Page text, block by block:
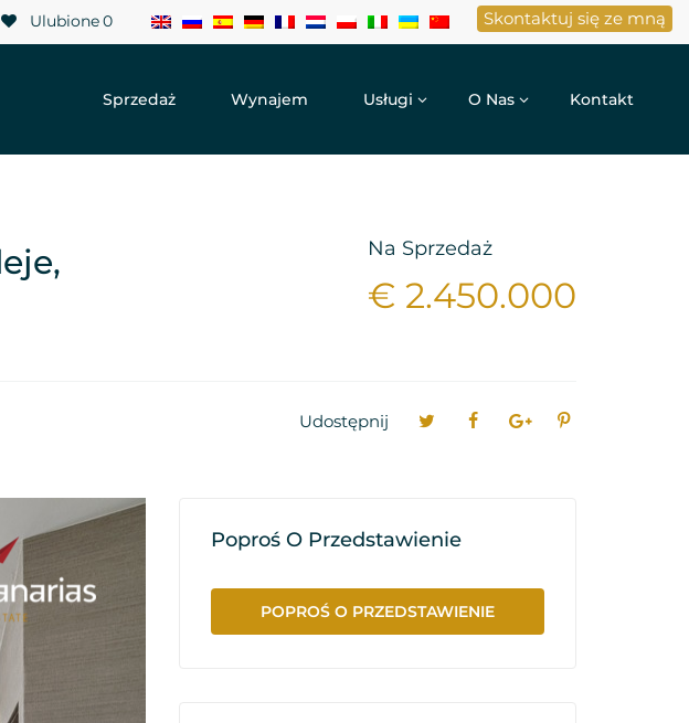
Skontaktuj się ze mną
Ulubione0
Sprzedaż Wynajem Usługi O Nas Kontakt
Na Sprzedaż
€ 2.450.000
Udostępnij
Poproś O Przedstawienie
POPROŚ O PRZEDSTAWIENIE